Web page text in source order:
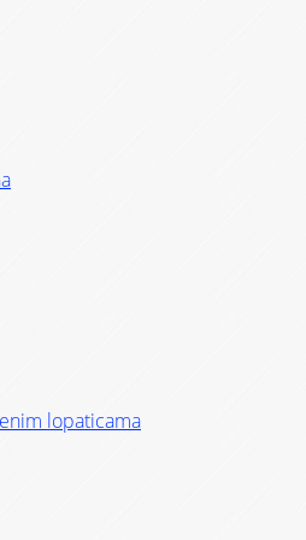
lopaticama